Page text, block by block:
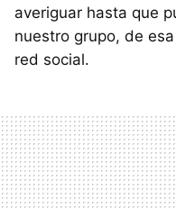
averiguar hasta que
nuestro grupo, de
red social.